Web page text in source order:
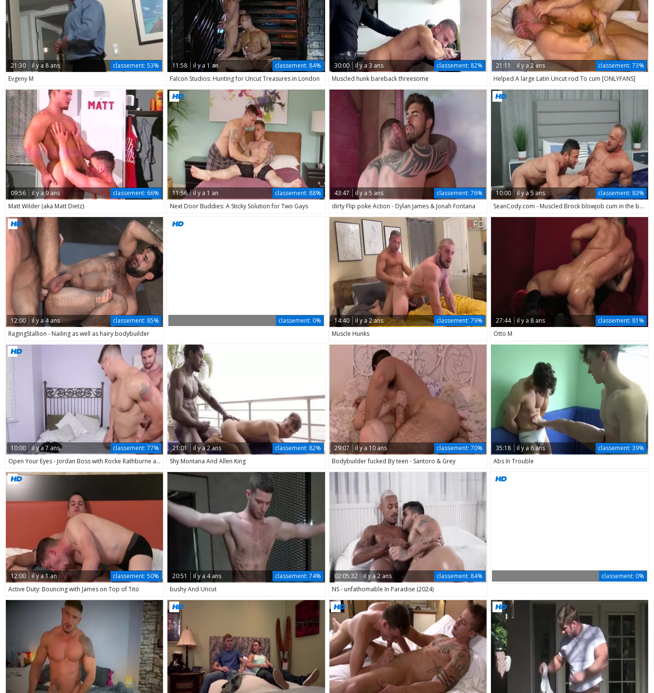
21:30 il y a 8 ans classement: 53%
Evgeny M
11:58 il y a 1 an classement: 84%
Falcon Studios: Hunting for Uncut Treasures in London
30:00 il y a 3 ans classement: 82%
Muscled hunk bareback threesome
21:11 il y a 2 ans classement: 73%
Helped A large Latin Uncut rod To cum [ONLYFANS]
09:56 il y a 9 ans classement: 66%
Matt Wilder (aka Matt Dietz}
11:56 il y a 1 an classement: 88%
Next Door Buddies: A Sticky Solution for Two Gays
43:47 il y a 5 ans classement: 76%
dirty Flip poke Action - Dylan James & Jonah Fontana
10:00 il y a 5 ans classement: 83%
SeanCody.com - Muscled Brock blowjob cum in the bed
12:00 il y a 4 ans classement: 85%
RagingStallion - Nailing as well as hairy bodybuilder
classement: 0% 14:40 il y a 2 ans classement: 79%
Muscle Hunks
27:44 il y a 8 ans classement: 81%
Otto M
10:00 il y a 7 ans classement: 77%
Open Your Eyes - Jordan Boss with Rocke Rathburne ace fuck
21:01 il y a 2 ans classement: 82%
Shy Montana And Allen King
29:07 il y a 10 ans classement: 70%
Bodybuilder fucked By teen - Santoro & Grey
35:18 il y a 6 ans classement: 39%
Abs In Trouble
12:00 il y a 1 an classement: 50%
Active Duty: Bouncing with James on Top of Tito
20:51 il y a 4 ans classement: 74%
bushy And Uncut
02:05:32 il y a 2 ans classement: 84%
NS - unfathomable In Paradise (2024)
classement: 0%